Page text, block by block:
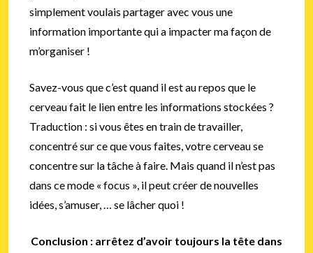
simplement voulais partager avec vous une
information importante qui a impacter ma façon de
m’organiser !
Savez-vous que c’est quand il est au repos que le
cerveau fait le lien entre les informations stockées ?
Traduction : si vous êtes en train de travailler,
concentré sur ce que vous faites, votre cerveau se
concentre sur la tâche à faire. Mais quand il n’est pas
dans ce mode « focus », il peut créer de nouvelles
idées, s’amuser, … se lâcher quoi !
Conclusion : arrêtez d’avoir toujours la tête dans